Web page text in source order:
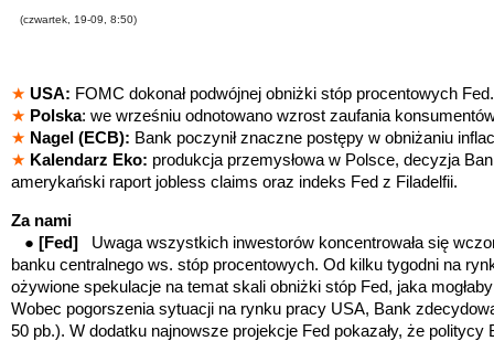
(czwartek, 19-09, 8:50)
★ USA: FOMC dokonał podwójnej obniżki stóp procentowych Fed.
★ Polska: we wrześniu odnotowano wzrost zaufania
★ Nagel (ECB): Bank poczynił znaczne postępy w obniżaniu
★ Kalendarz Eko: produkcja przemysłowa w Polsce, decyzja
amerykański raport jobless claims oraz indeks Fed z Filadelfii.
Za nami
● [Fed] Uwaga wszystkich inwestorów koncentrowała się
banku centralnego ws. stóp procentowych. Od kilku tygodni na
ożywione spekulacje na temat skali obniżki stóp Fed, jaka
Wobec pogorszenia sytuacji na rynku pracy USA, Bank
50 pb.). W dodatku najnowsze projekcje Fed pokazały, że